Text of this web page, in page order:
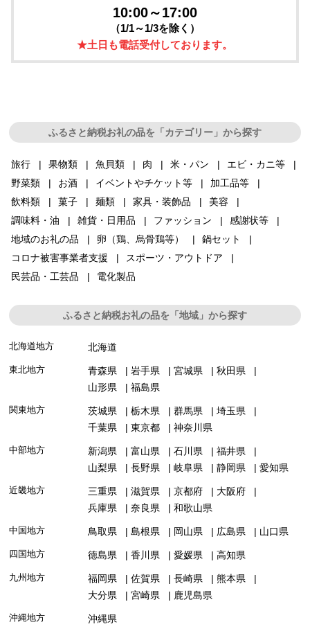
10:00～17:00
（1/1～1/3を除く）
★土日も電話受付しております。
ふるさと納税お礼の品を「カテゴリー」から探す
旅行 果物類 魚貝類 肉 米・パン
エビ・カニ等
野菜類
お酒 イベントやチケット等
加工品等
飲料類
菓子 麺類 家具・装飾品
美容
調味料・油
雑貨・日用品 ファッション
感謝状等
地域のお礼の品
卵（鶏、烏骨鶏等）
鍋セット
コロナ被害事業者支援
スポーツ・アウトドア
民芸品・工芸品
電化製品
ふるさと納税お礼の品を「地域」から探す
北海道地方 北海道
東北地方 青森県 岩手県 宮城県
秋田県
山形県
福島県
関東地方 茨城県 栃木県 群馬県
埼玉県
千葉県
東京都 神奈川県
中部地方 新潟県 富山県 石川県
福井県
山梨県
長野県 岐阜県 静岡県 愛知県
近畿地方 三重県 滋賀県 京都府
大阪府
兵庫県
奈良県 和歌山県
中国地方 鳥取県 島根県 岡山県 広島県 山口県
四国地方 徳島県 香川県 愛媛県 高知県
九州地方 福岡県 佐賀県 長崎県
熊本県
大分県
宮崎県 鹿児島県
沖縄地方 沖縄県